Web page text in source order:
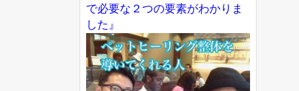
で必要な２つの要素がわかりま
した』